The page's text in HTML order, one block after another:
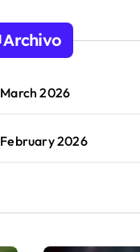
Archivo
March 2026
February 2026